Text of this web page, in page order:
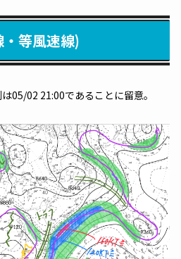
等風速線)
05/02 21:00であることに留意。